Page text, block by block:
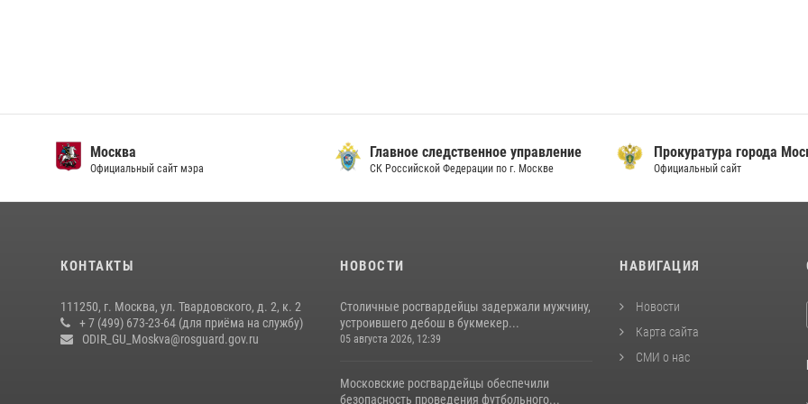
Москва
Официальный сайт мэра
Главное следственное управление
СК Российской Федерации по г. Москве
Прокуратура города
Официальный сайт
КОНТАКТЫ
111250, г. Москва, ул. Твардовского, д. 2, к. 2
+ 7 (499) 673-23-64 (для приёма на службу)
ODIR_GU_Moskva@rosguard.gov.ru
НОВОСТИ
Столичные росгвардейцы задержали мужчину,
устроившего дебош в букмекер...
05 августа 2026, 12:39
Московские росгвардейцы обеспечили
безопасность проведения футбольного...
НАВИГАЦИЯ
Новости
Карта сайта
СМИ о нас